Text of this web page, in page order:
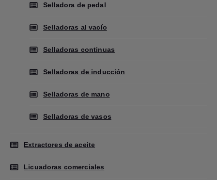
Selladora de pedal
Selladoras al vacío
Selladoras continuas
Selladoras de inducción
Selladoras de mano
Selladoras de vasos
Extractores de aceite
Licuadoras comerciales